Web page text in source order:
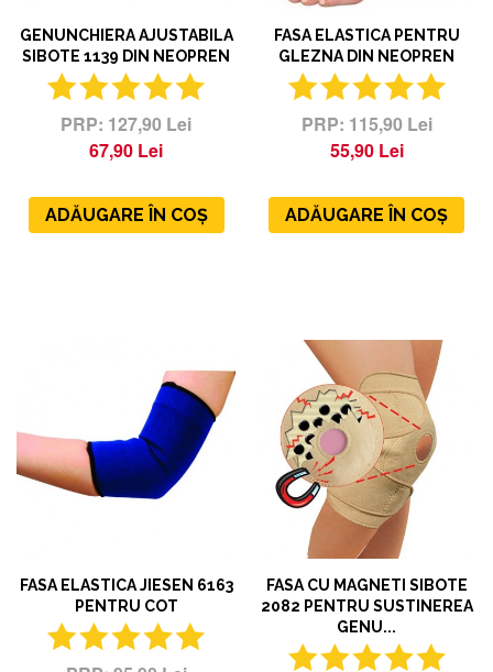
🎁 LIVRARE CU
PRIORITATE CADOU!
GENUNCHIERA AJUSTABILA
SIBOTE 1139 DIN NEOPREN
127,90 Lei
67,90 Lei
ADĂUGARE ÎN COȘ
FASA ELASTICA PENTRU
GLEZNA DIN NEOPREN
115,90 Lei
55,90 Lei
ADĂUGARE ÎN COȘ
FASA ELASTICA JIESEN 6163
PENTRU COT
FASA CU MAGNETI SIBOTE
2082 PENTRU SUSTINEREA
GENU...